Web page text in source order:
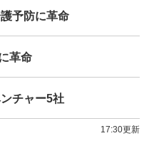
予防に革命
革命
チャー5社
17:30更新